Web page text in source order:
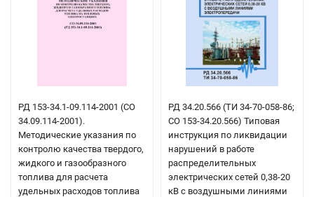
РД 153-34.1-09.114-2001 (СО
34.09.114-2001).
Методические указания по
контролю качества твердого,
жидкого и газообразного
топлива для расчета
удельных расходов топлива
РД 34.20.566 (ТИ 34-70-058-86;
СО 153-34.20.566) Типовая
инструкция по ликвидации
нарушений в работе
распределительных
электрических сетей 0,38-20
кВ с воздушными линиями